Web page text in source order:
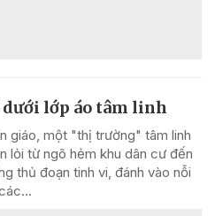
lớp áo tâm linh
giáo, một "thị trường" tâm linh
lỏi từ ngõ hẻm khu dân cư đến
thủ đoạn tinh vi, đánh vào nỗi